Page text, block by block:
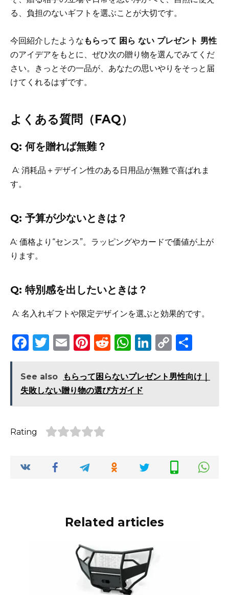
る、負担のないギフトを選ぶことが大切です。
今回紹介したような もらって 困ら ない プレゼント 男性
のアイデアをもとに、ぜひ次の贈り物を選んでみてくだ
さい。きっとその一品が、あなたの思いやりをそっと届
けてくれるはずです。
よくある質問（FAQ）
Q: 何を贈れば無難？
A: 消耗品＋デザイン性のある日用品が無難で喜ばれま
す。
Q: 予算が少ないときは？
A: 価格より“センス”。ラッピングやカードで価値が上が
ります。
Q: 特別感を出したいときは？
A: 名入れギフトや限定デザインを選ぶと効果的です。
F
c
e
b
o
T
it
te
r
E
ai
l
Pi
te
re
st
R
d
di
t
W
a
ts
A
Li
k
dI
C
p
Li
ar
See also
もらって困らないプレゼント男性向け｜
失敗しない贈り物の選び方ガイド
Rating
Related articles